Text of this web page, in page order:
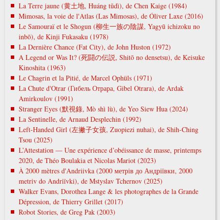
La Terre jaune (黄土地, Huáng tǔdì), de Chen Kaige (1984)
Mimosas, la voie de l'Atlas (Las Mimosas), de Óliver Laxe (2016)
Le Samouraï et le Shogun (柳生一族の陰謀, Yagyū ichizoku no
inbō), de Kinji Fukasaku (1978)
La Dernière Chance (Fat City), de John Huston (1972)
A Legend or Was It? (死闘の伝説, Shitō no densetsu), de Keisuke
Kinoshita (1963)
Le Chagrin et la Pitié, de Marcel Ophüls (1971)
La Chute d'Otrar (Гибель Отрара, Gibel Otrara), de Ardak
Amirkoulov (1991)
Stranger Eyes (默視錄, Mò shì lù), de Yeo Siew Hua (2024)
La Sentinelle, de Arnaud Desplechin (1992)
Left-Handed Girl (左撇子女孩, Zuopiezi nuhai), de Shih-Ching
Tsou (2025)
L’Attestation — Une expérience d’obéissance de masse, printemps
2020, de Théo Boulakia et Nicolas Mariot (2023)
À 2000 mètres d'Andriivka (2000 метрів до Андріївки, 2000
metrіv do Andrіїvki), de Mstyslav Tchernov (2025)
Walker Evans, Dorothea Lange & les photographes de la Grande
Dépression, de Thierry Grillet (2017)
Robot Stories, de Greg Pak (2003)